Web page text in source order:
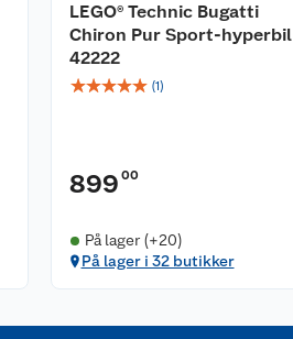
LEGO® Technic Bugatti
Chiron Pur Sport-hyperbil
42222
☆☆☆☆☆ (1)
899 00
På lager (+20)
På lager i 32 butikker